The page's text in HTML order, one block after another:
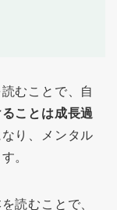
むことで、自
ることは成長過
り、メンタル
。
読むことで、